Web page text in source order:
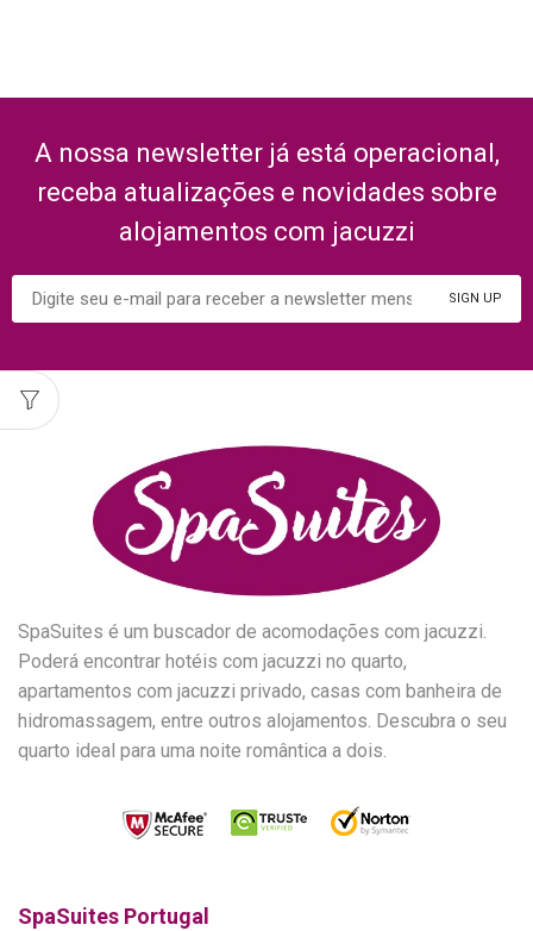
A nossa newsletter já está operacional,
receba atualizações e novidades sobre
alojamentos com jacuzzi
SpaSuites é um buscador de acomodações com jacuzzi.
Poderá encontrar hotéis com jacuzzi no quarto,
apartamentos com jacuzzi privado, casas com banheira de
hidromassagem, entre outros alojamentos. Descubra o seu
quarto ideal para uma noite romântica a dois.
SpaSuites Portugal